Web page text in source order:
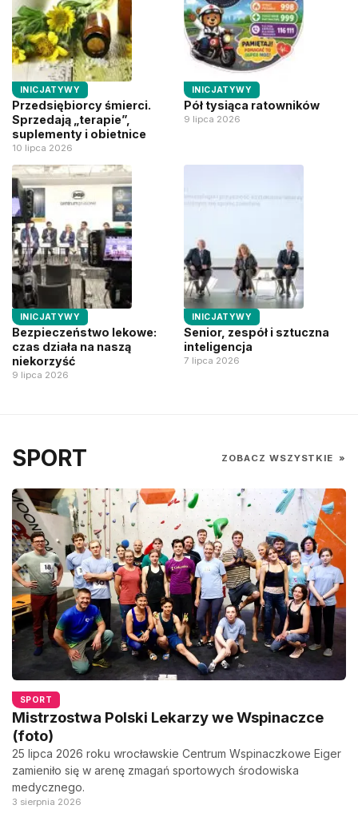
INICJATYWY
Przedsiębiorcy śmierci.
Sprzedają „terapie”,
suplementy i obietnice
10 lipca 2026
INICJATYWY
Pół tysiąca ratowników
9 lipca 2026
INICJATYWY
Bezpieczeństwo lekowe:
czas działa na naszą
niekorzyść
9 lipca 2026
INICJATYWY
Senior, zespół i sztuczna
inteligencja
7 lipca 2026
SPORT ZOBACZ WSZYSTKIE »
SPORT
Mistrzostwa Polski Lekarzy we Wspinaczce
(foto)
25 lipca 2026 roku wrocławskie Centrum Wspinaczkowe Eiger
zamieniło się w arenę zmagań sportowych środowiska
medycznego.
3 sierpnia 2026